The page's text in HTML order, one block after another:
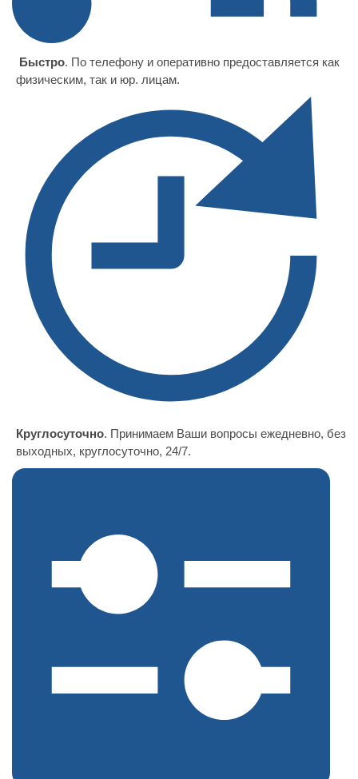
Быстро. По телефону и оперативно предоставляется как
физическим, так и юр. лицам.
Круглосуточно. Принимаем Ваши вопросы ежедневно, без
выходных, круглосуточно, 24/7.